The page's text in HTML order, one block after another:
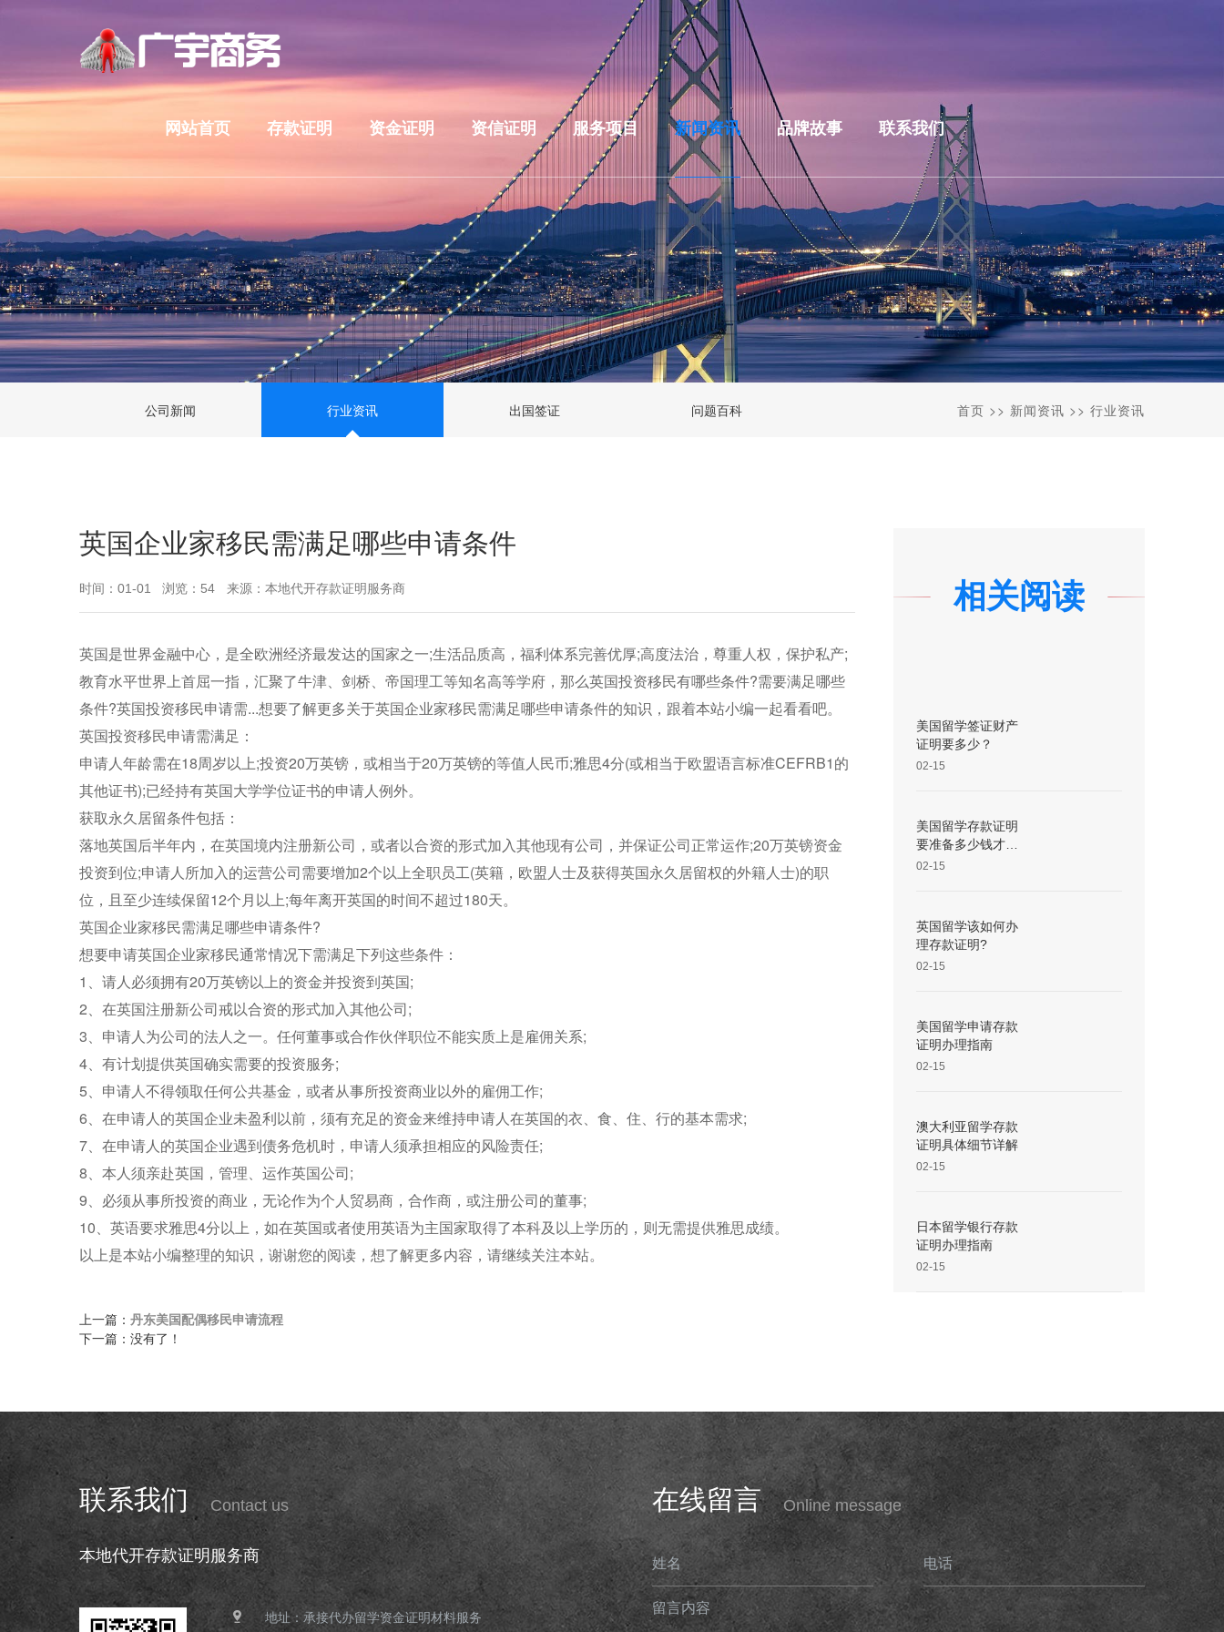
网站首页 存款证明 资金证明 资信证明 服务项目 新闻资讯 品牌故事 联系我们
公司新闻 行业资讯 出国签证 问题百科 首页 >> 新闻资讯 >> 行业资讯
英国企业家移民需满足哪些申请条件
时间：01-01 浏览：54 来源：本地代开存款证明服务商
英国是世界金融中心，是全欧洲经济最发达的国家之一;生活品质高，福利体系完善优厚;高度法治，尊重人权，保护私产;
教育水平世界上首屈一指，汇聚了牛津、剑桥、帝国理工等知名高等学府，那么英国投资移民有哪些条件?需要满足哪些
条件?英国投资移民申请需...想要了解更多关于英国企业家移民需满足哪些申请条件的知识，跟着本站小编一起看看吧。
英国投资移民申请需满足：
申请人年龄需在18周岁以上;投资20万英镑，或相当于20万英镑的等值人民币;雅思4分(或相当于欧盟语言标准CEFRB1的
其他证书);已经持有英国大学学位证书的申请人例外。
获取永久居留条件包括：
落地英国后半年内，在英国境内注册新公司，或者以合资的形式加入其他现有公司，并保证公司正常运作;20万英镑资金
投资到位;申请人所加入的运营公司需要增加2个以上全职员工(英籍，欧盟人士及获得英国永久居留权的外籍人士)的职
位，且至少连续保留12个月以上;每年离开英国的时间不超过180天。
英国企业家移民需满足哪些申请条件?
想要申请英国企业家移民通常情况下需满足下列这些条件：
1、请人必须拥有20万英镑以上的资金并投资到英国;
2、在英国注册新公司戒以合资的形式加入其他公司;
3、申请人为公司的法人之一。任何董事或合作伙伴职位不能实质上是雇佣关系;
4、有计划提供英国确实需要的投资服务;
5、申请人不得领取任何公共基金，或者从事所投资商业以外的雇佣工作;
6、在申请人的英国企业未盈利以前，须有充足的资金来维持申请人在英国的衣、食、住、行的基本需求;
7、在申请人的英国企业遇到债务危机时，申请人须承担相应的风险责任;
8、本人须亲赴英国，管理、运作英国公司;
9、必须从事所投资的商业，无论作为个人贸易商，合作商，或注册公司的董事;
10、英语要求雅思4分以上，如在英国或者使用英语为主国家取得了本科及以上学历的，则无需提供雅思成绩。
以上是本站小编整理的知识，谢谢您的阅读，想了解更多内容，请继续关注本站。
上一篇： 丹东美国配偶移民申请流程
下一篇：没有了！
相关阅读
美国留学签证财产
证明要多少？
02-15
美国留学存款证明
要准备多少钱才
够？
02-15
英国留学该如何办
理存款证明?
02-15
美国留学申请存款
证明办理指南
02-15
澳大利亚留学存款
证明具体细节详解
02-15
日本留学银行存款
证明办理指南
02-15
在线留言 Online message
姓名 电话
留言内容
联系我们 Contact us
本地代开存款证明服务商
地址：承接代办留学资金证明材料服务